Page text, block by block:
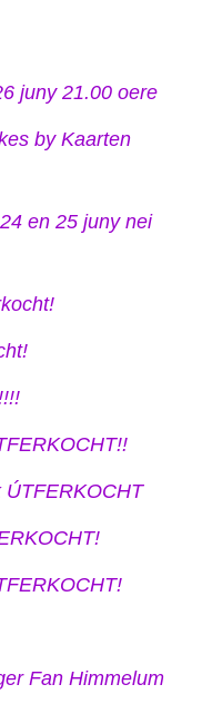
juny 21.00 oere
by Kaarten
en 25 juny nei
Fan Himmelum